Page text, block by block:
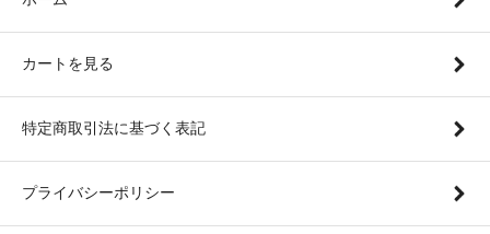
カートを見る
特定商取引法に基づく表記
プライバシーポリシー